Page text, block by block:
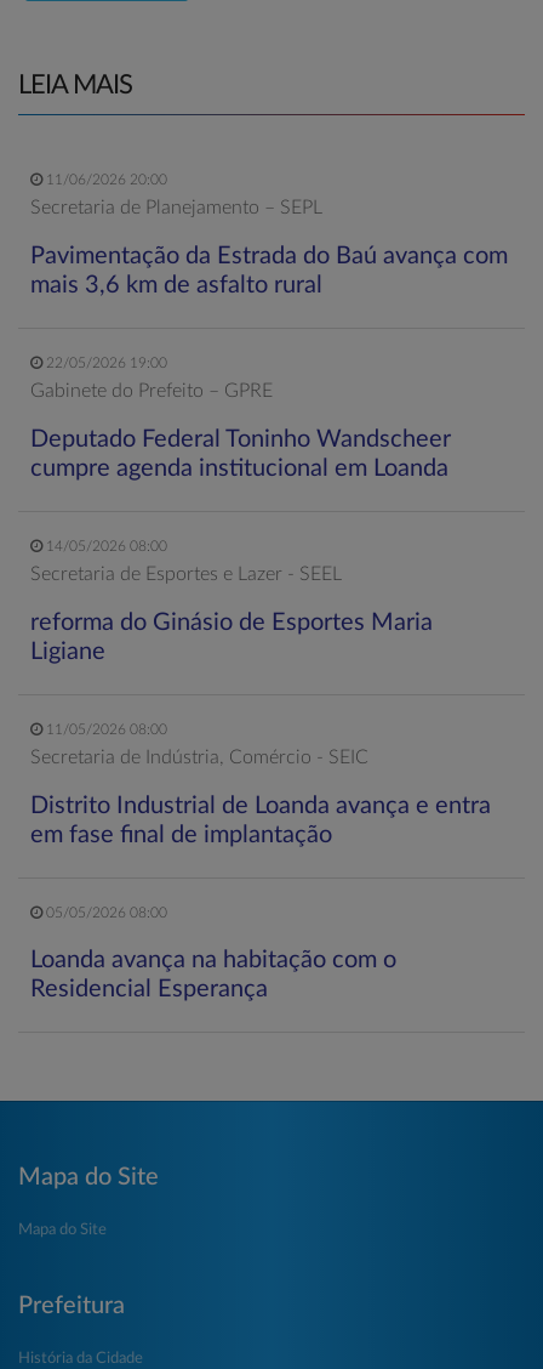
LEIA MAIS
11/06/2026 20:00
Secretaria de Planejamento – SEPL
Pavimentação da Estrada do Baú avança com
mais 3,6 km de asfalto rural
22/05/2026 19:00
Gabinete do Prefeito – GPRE
Deputado Federal Toninho Wandscheer
cumpre agenda institucional em Loanda
14/05/2026 08:00
Secretaria de Esportes e Lazer - SEEL
reforma do Ginásio de Esportes Maria
Ligiane
11/05/2026 08:00
Secretaria de Indústria, Comércio - SEIC
Distrito Industrial de Loanda avança e entra
em fase final de implantação
05/05/2026 08:00
Loanda avança na habitação com o
Residencial Esperança
Mapa do Site
Mapa do Site
Prefeitura
História da Cidade